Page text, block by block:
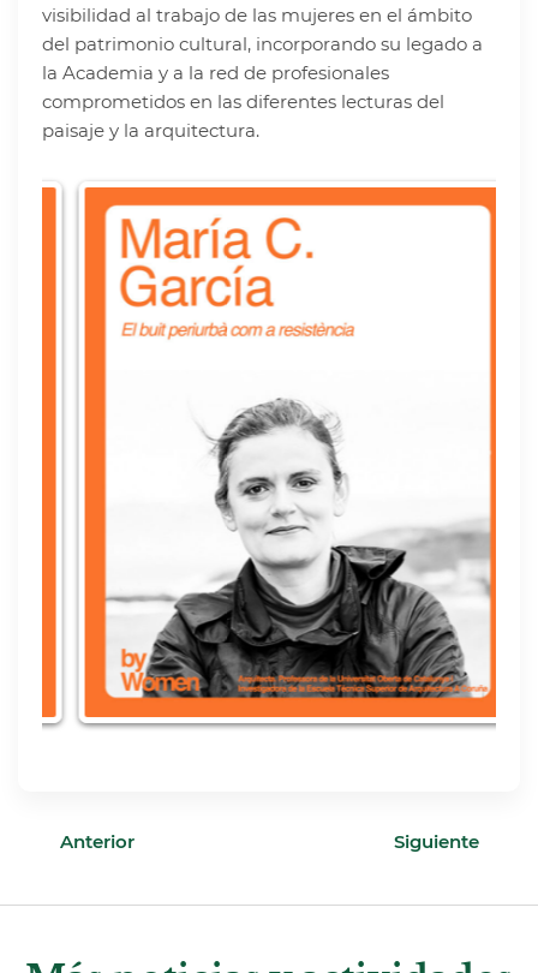
visibilidad al trabajo de las mujeres en el ámbito
del patrimonio cultural, incorporando su legado a
la Academia y a la red de profesionales
comprometidos en las diferentes lecturas del
paisaje y la arquitectura.
Anterior Siguiente